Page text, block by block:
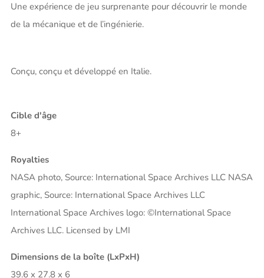
Une expérience de jeu surprenante pour découvrir le monde
de la mécanique et de l’ingénierie.
Conçu, conçu et développé en Italie.
Cible d'âge
8+
Royalties
NASA photo, Source: International Space Archives LLC NASA
graphic, Source: International Space Archives LLC
International Space Archives logo: ©International Space
Archives LLC. Licensed by LMI
Dimensions de la boîte (LxPxH)
39.6 x 27.8 x 6